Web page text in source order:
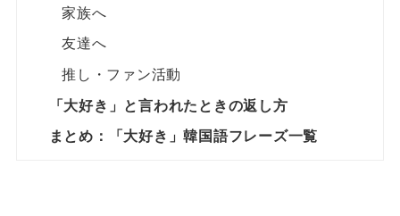
家族へ
友達へ
推し・ファン活動
「大好き」と言われたときの返し方
まとめ：「大好き」韓国語フレーズ一覧